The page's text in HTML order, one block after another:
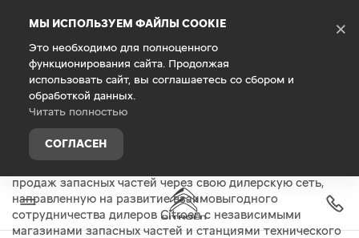
МЫ ИСПОЛЬЗУЕМ ФАЙЛЫ COOKIE
Это необходимо для полноценного
функционирования сайта. Продолжая
использовать сайт, вы соглашаетесь со сбором и
обработкой данных.
Читать полностью
СОГЛАСЕН
×
Главная Запасные части и аксессуары
Оптовые продажи запасных
частей
продаж запасных частей через свою дилерскую сеть,
направленную на развитие взаимовыгодного
сотрудничества дилеров Citroen с независимыми
магазинами запасных частей и станциями технического